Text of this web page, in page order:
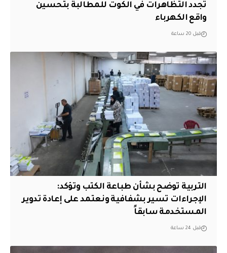
تجدد التظاهرات في الكوت للمطالبة بتحسين
واقع الكهرباء
قبل 20 ساعة
التربية توضح بشأن طباعة الكتب وتؤكد:
الإجراءات تسير بشفافية ونعتمد على إعادة تدوير
المستخدمة سابقاً
قبل 24 ساعة